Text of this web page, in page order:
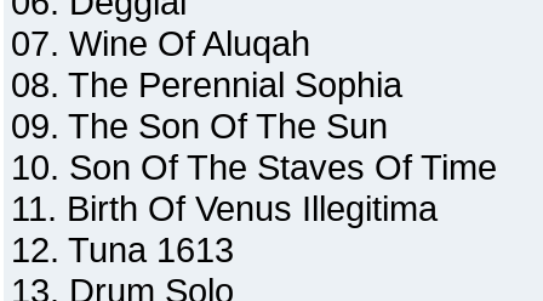
07. Wine Of Aluqah
08. The Perennial Sophia
09. The Son Of The Sun
10. Son Of The Staves Of Time
11. Birth Of Venus Illegitima
12. Tuna 1613
13. Drum Solo